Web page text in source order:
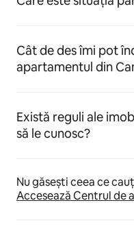
Cât de des îmi pot
apartamentul din
Există reguli ale
să le cunosc?
Nu găsești ceea ce
Accesează Centrul de